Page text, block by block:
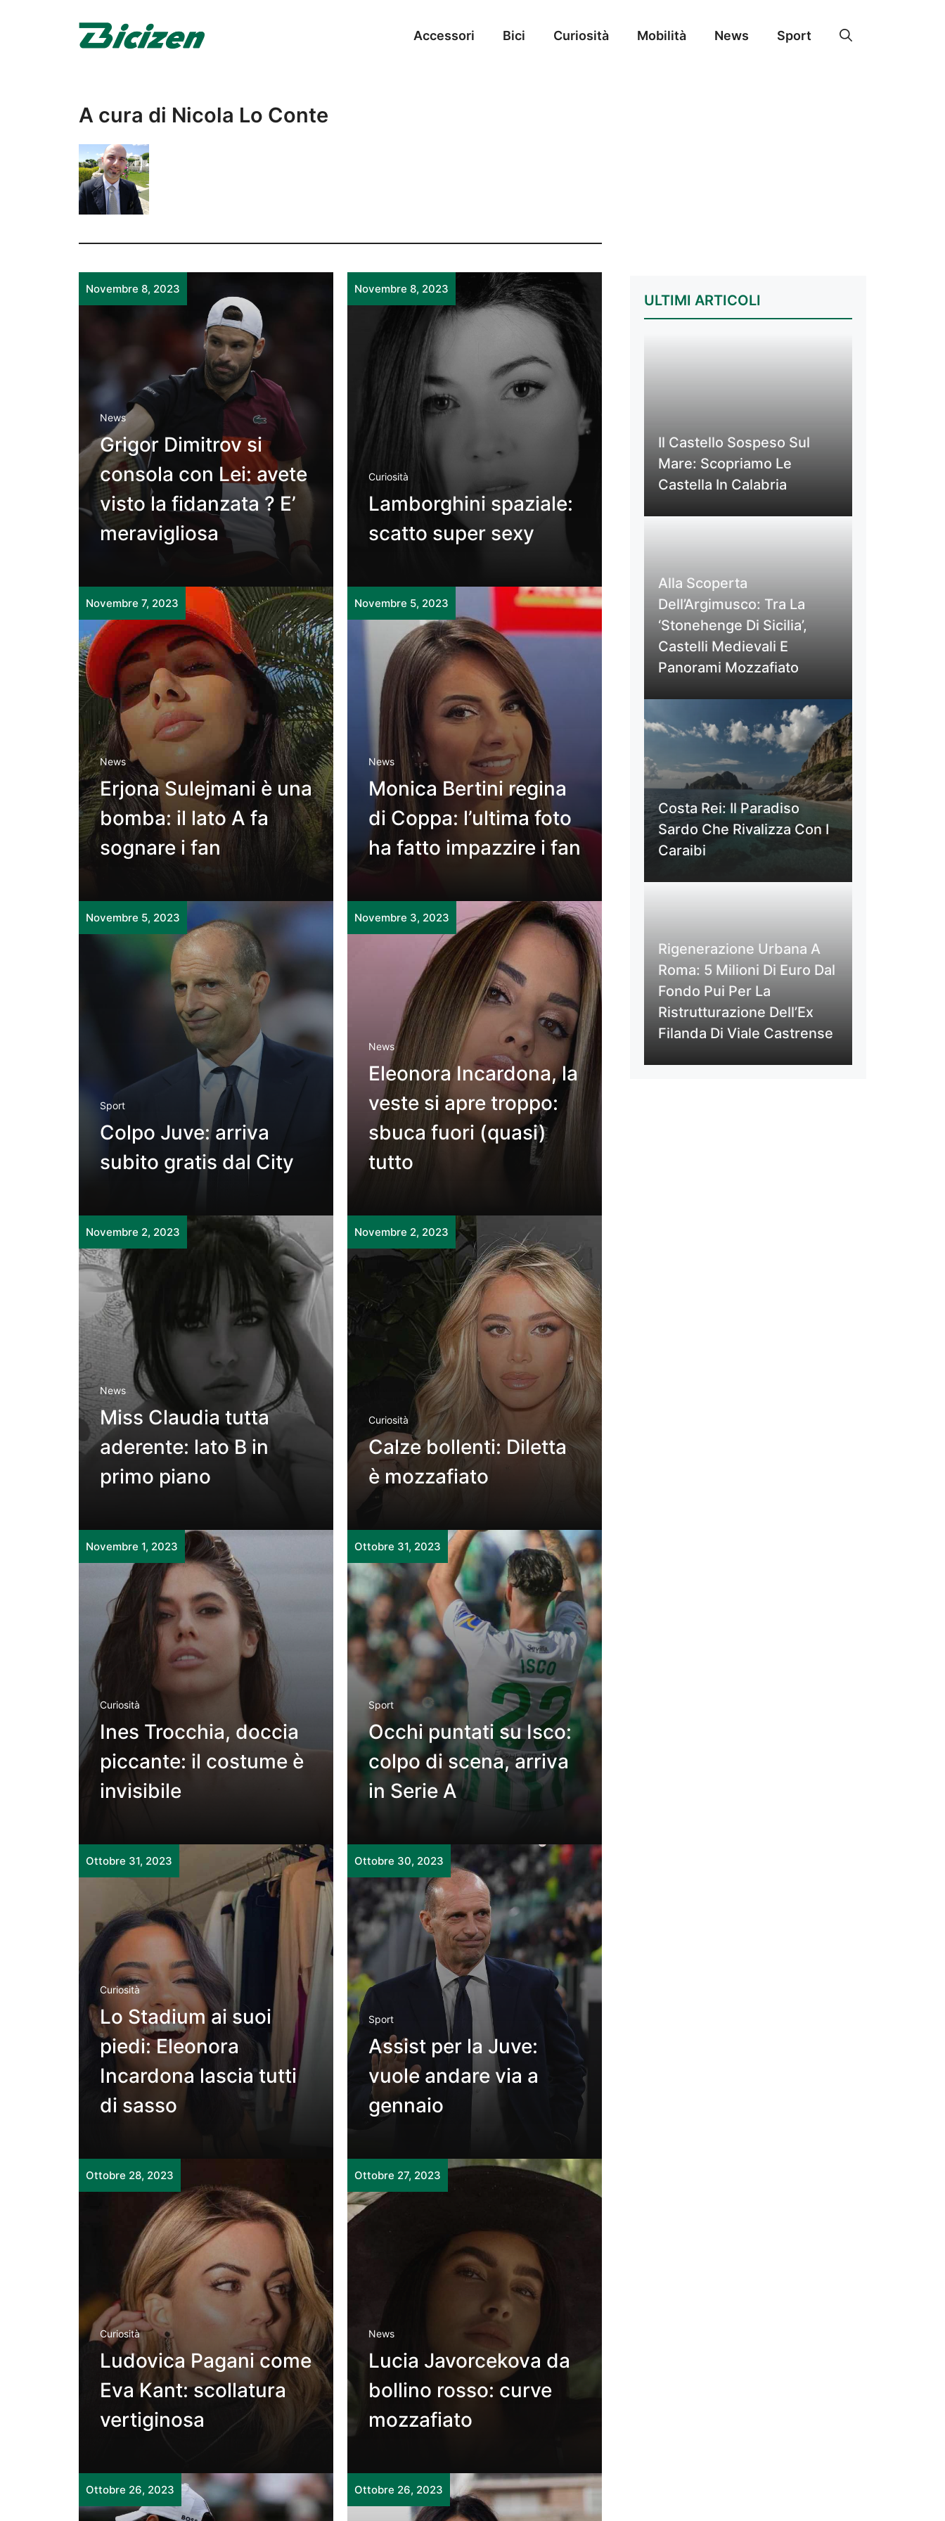
Accessori Bici Curiosità Mobilità News Sport
A cura di Nicola Lo Conte
Novembre 8, 2023
News
Grigor Dimitrov si
consola con Lei: avete
visto la fidanzata ? E’
meravigliosa
Novembre 8, 2023
Curiosità
Lamborghini spaziale:
scatto super sexy
Novembre 7, 2023
News
Erjona Sulejmani è una
bomba: il lato A fa
sognare i fan
Novembre 5, 2023
News
Monica Bertini regina
di Coppa: l’ultima foto
ha fatto impazzire i fan
Novembre 5, 2023
Sport
Colpo Juve: arriva
subito gratis dal City
Novembre 3, 2023
News
Eleonora Incardona, la
veste si apre troppo:
sbuca fuori (quasi)
tutto
Novembre 2, 2023
News
Miss Claudia tutta
aderente: lato B in
primo piano
Novembre 2, 2023
Curiosità
Calze bollenti: Diletta
è mozzafiato
Novembre 1, 2023
Curiosità
Ines Trocchia, doccia
piccante: il costume è
invisibile
Ottobre 31, 2023
Sport
Occhi puntati su Isco:
colpo di scena, arriva
in Serie A
Ottobre 31, 2023
Curiosità
Lo Stadium ai suoi
piedi: Eleonora
Incardona lascia tutti
di sasso
Ottobre 30, 2023
Sport
Assist per la Juve:
vuole andare via a
gennaio
Ottobre 28, 2023
Curiosità
Ludovica Pagani come
Eva Kant: scollatura
vertiginosa
Ottobre 27, 2023
News
Lucia Javorcekova da
bollino rosso: curve
mozzafiato
Ottobre 26, 2023 Ottobre 26, 2023
ULTIMI ARTICOLI
Il Castello Sospeso Sul
Mare: Scopriamo Le
Castella In Calabria
Alla Scoperta
Dell’Argimusco: Tra La
‘Stonehenge Di Sicilia’,
Castelli Medievali E
Panorami Mozzafiato
Costa Rei: Il Paradiso
Sardo Che Rivalizza Con I
Caraibi
Rigenerazione Urbana A
Roma: 5 Milioni Di Euro Dal
Fondo Pui Per La
Ristrutturazione Dell’Ex
Filanda Di Viale Castrense